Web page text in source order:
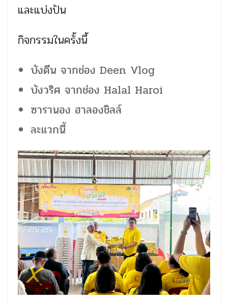
และแบ่งปัน
กิจกรรมในครั้งนี้
บังดีน จากช่อง Deen Vlog
บังวริศ จากช่อง Halal Haroi
ซารานอง ฮาลองชิลล์
ละแวกนี้